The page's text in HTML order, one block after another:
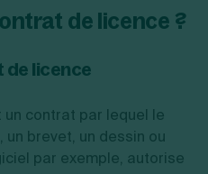
de licence ?
de licence
un contrat par lequel le
un brevet, un dessin ou
par exemple, autorise